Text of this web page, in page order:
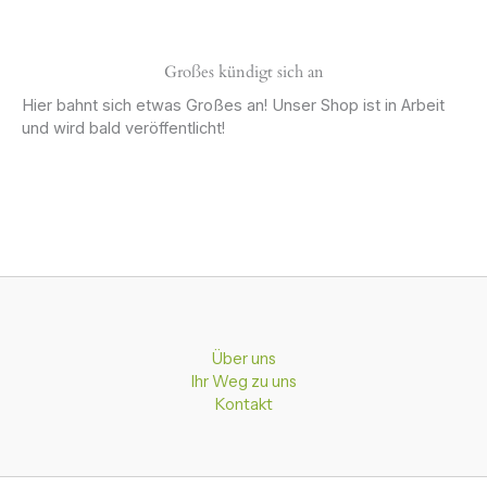
Großes kündigt sich an
Hier bahnt sich etwas Großes an! Unser Shop ist in Arbeit
und wird bald veröffentlicht!
Über uns
Ihr Weg zu uns
Kontakt